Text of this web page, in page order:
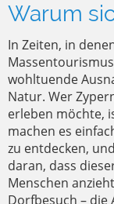
Warum
In Zeiten, in
wohltuende
Natur. Wer
erleben möchte,
machen es
zu entdecken,
daran, dass
Menschen
Dorfbesuch – die